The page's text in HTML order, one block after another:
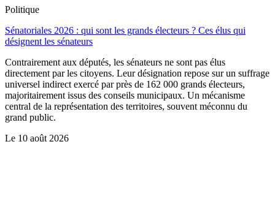
Politique
Sénatoriales 2026 : qui sont les grands électeurs ? Ces élus qui
désignent les sénateurs
Contrairement aux députés, les sénateurs ne sont pas élus
directement par les citoyens. Leur désignation repose sur un suffrage
universel indirect exercé par près de 162 000 grands électeurs,
majoritairement issus des conseils municipaux. Un mécanisme
central de la représentation des territoires, souvent méconnu du
grand public.
Le 10 août 2026